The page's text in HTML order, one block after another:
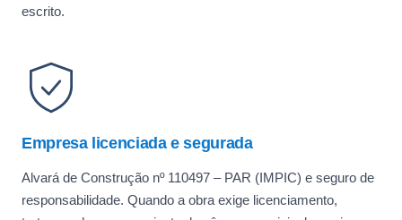
escrito.
Empresa licenciada e segurada
Alvará de Construção nº 110497 – PAR (IMPIC) e seguro de
responsabilidade. Quando a obra exige licenciamento,